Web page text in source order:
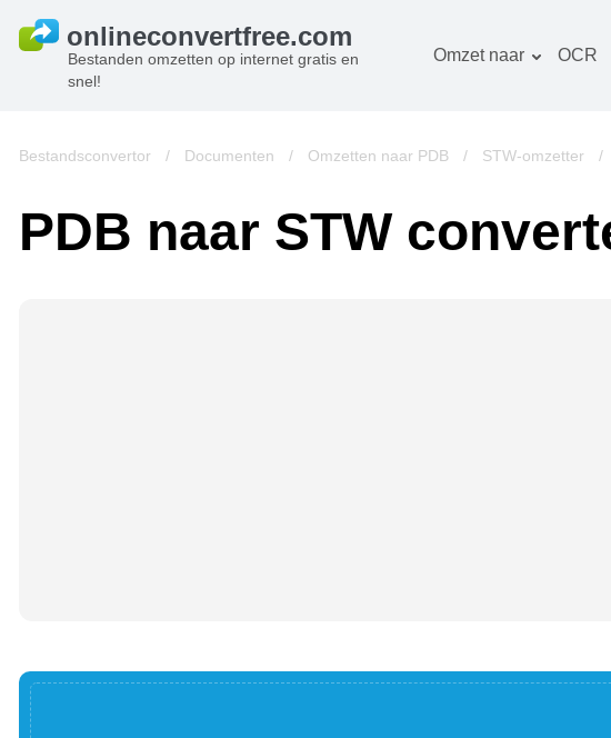
Bestanden omzetten op internet gratis en
snel!
Omzet naar
Beeld converter
Boeken
OCR
Bestandsconvertor / Documenten / Omzetten naar PDB / STW-omzetter /
PDB naar STW